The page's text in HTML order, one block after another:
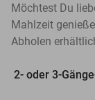
Möchtest Du
Mahlzeit
Abholen
2- oder 3-